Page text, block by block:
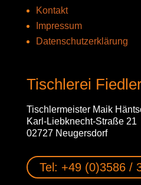
Kontakt
Impressum
Datenschutzerklärung
Tischlerei
Tischlermeister Maik
Karl-Liebknecht-Straße 21
02727 Neugersdorf
Tel: +49 (0)3586 /